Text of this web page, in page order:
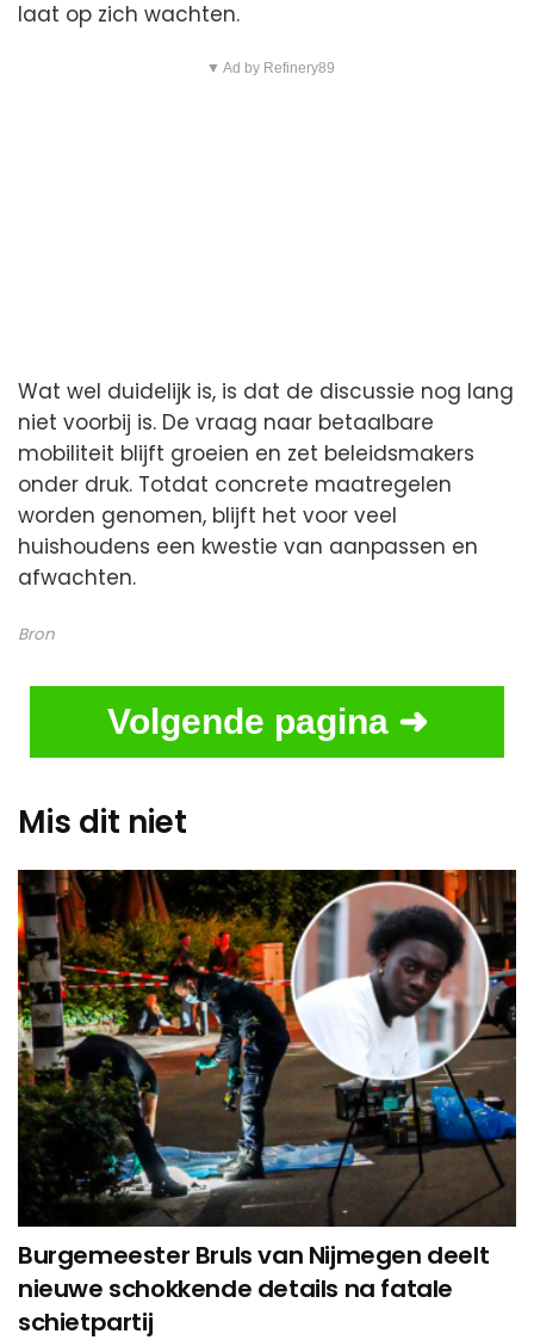
laat op zich wachten.
▼ Ad by Refinery89
Wat wel duidelijk is, is dat de discussie nog lang
niet voorbij is. De vraag naar betaalbare
mobiliteit blijft groeien en zet beleidsmakers
onder druk. Totdat concrete maatregelen
worden genomen, blijft het voor veel
huishoudens een kwestie van aanpassen en
afwachten.
Bron
Volgende pagina ➜
Mis dit niet
Burgemeester Bruls van Nijmegen deelt
nieuwe schokkende details na fatale
schietpartij